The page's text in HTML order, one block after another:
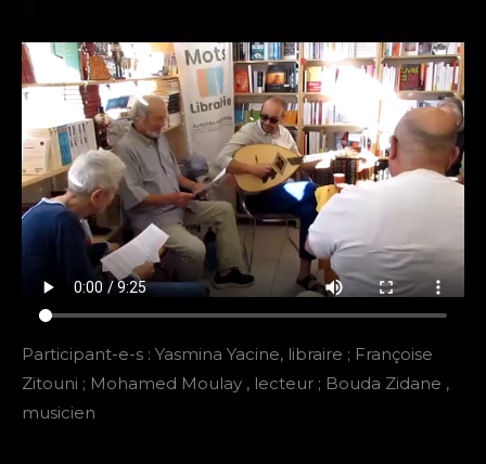
Participant-e-s : Yasmina Yacine, libraire ; Françoise
Zitouni ; Mohamed Moulay , lecteur ; Bouda Zidane ,
musicien